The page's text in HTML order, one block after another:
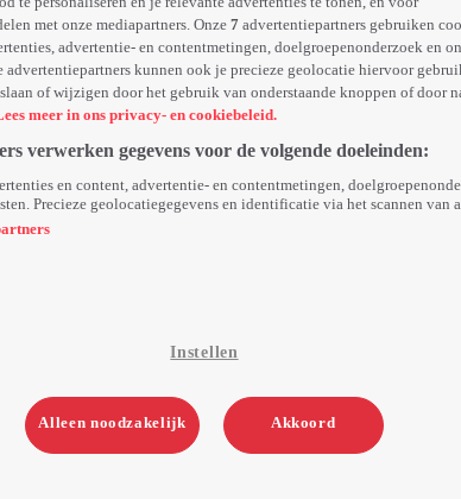
met onze mediapartners. Onze 7 advertentiepartners gebruiken
advertentie- en contentmetingen, doelgroepenonderzoek en
advertentiepartners kunnen ook je precieze geolocatie hiervoor
of wijzigen door het gebruik van onderstaande knoppen of door
meer in ons privacy- en cookiebeleid.
verwerken gegevens voor de volgende doeleinden:
en content, advertentie- en contentmetingen,
Precieze geolocatiegegevens en identificatie via het scannen van
Instellen
Alleen noodzakelijk Akkoord